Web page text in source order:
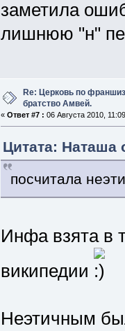
заметила
лишнюю "н"
Re: Церковь по
братство Амвей.
« Ответ #7 : 06 Августа 2010,
Цитата: Наташа
посчитала
Инфа взята в
википедии
Неэтичным